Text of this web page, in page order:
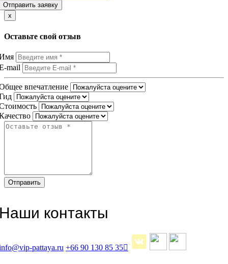
Отправить заявку
x
Оставьте свой отзыв
mail
впечатление
контакты
pattaya.ru +66 90 130 85 35